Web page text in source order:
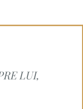
LUI,